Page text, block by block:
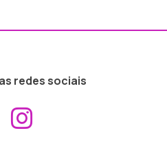
redes sociais
Aceder ao